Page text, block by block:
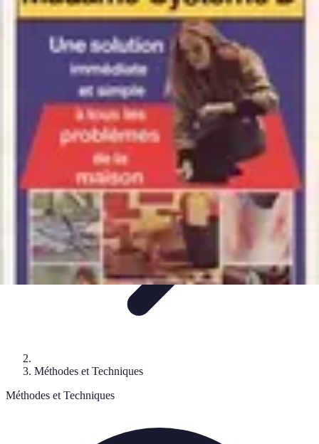
Astuces Anti Stress
Astuces NaturellesAstuces PratiquesMéditation et
RelaxationRoutines et Habitudes Techniques de Relaxation
Astuces Anti Stress
Méthodes et Techniques
Méthodes et Techniques